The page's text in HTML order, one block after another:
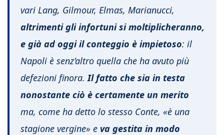
vari Lang, Gilmour, Elmas, Marianucci,
altrimenti gli infortuni si moltiplicheranno,
e già ad oggi il conteggio è impietoso: il
Napoli è senz’altro quella che ha avuto più
defezioni finora.Il fatto che sia in testa
nonostante ciò è certamente un merito
ma, come ha detto lo stesso Conte, «è una
stagione vergine» e va gestita in modo